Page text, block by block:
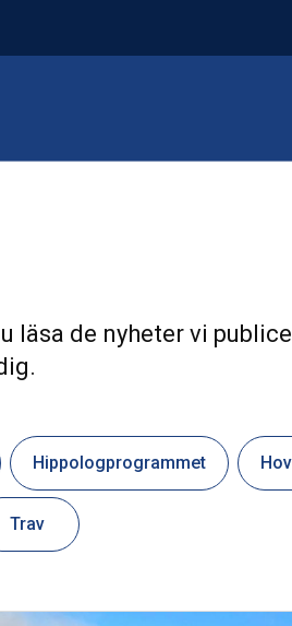
läsa de nyheter vi
Hippologprogrammet
Trav